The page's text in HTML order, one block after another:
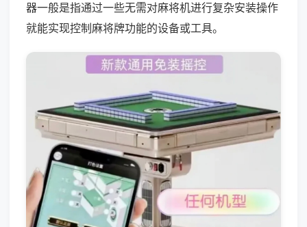
器一般是指通过一些无需对麻将机进行复杂安装操作
就能实现控制麻将牌功能的设备或工具。